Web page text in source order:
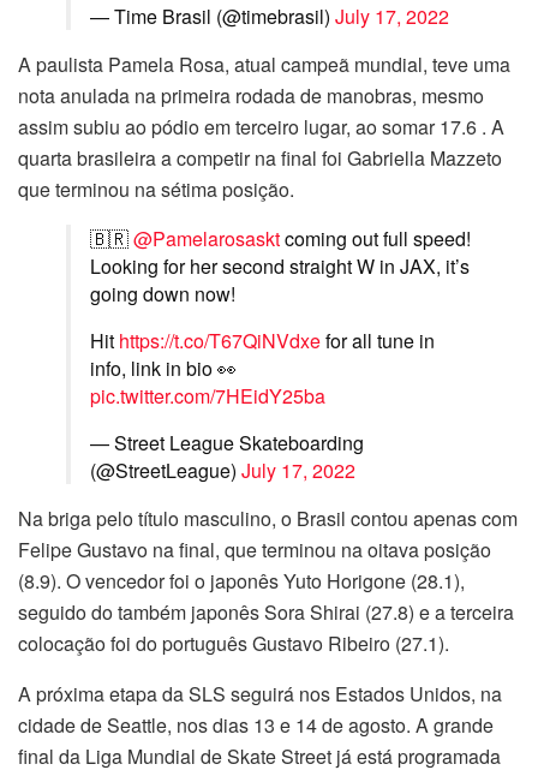
— Time Brasil (@timebrasil) July 17, 2022
A paulista Pamela Rosa, atual campeã mundial, teve uma
nota anulada na primeira rodada de manobras, mesmo
assim subiu ao pódio em terceiro lugar, ao somar 17.6 . A
quarta brasileira a competir na final foi Gabriella Mazzeto
que terminou na sétima posição.
🇧🇷@Pamelarosasktcoming out full speed!
Looking for her second straight W in JAX, it’s
going down now!
Hit https://t.co/T67QiNVdxefor all tune in
info, link in bio 👀
pic.twitter.com/7HEidY25ba
— Street League Skateboarding
(@StreetLeague) July 17, 2022
Na briga pelo título masculino, o Brasil contou apenas com
Felipe Gustavo na final, que terminou na oitava posição
(8.9). O vencedor foi o japonês Yuto Horigone (28.1),
seguido do também japonês Sora Shirai (27.8) e a terceira
colocação foi do português Gustavo Ribeiro (27.1).
A próxima etapa da SLS seguirá nos Estados Unidos, na
cidade de Seattle, nos dias 13 e 14 de agosto. A grande
final da Liga Mundial de Skate Street já está programada